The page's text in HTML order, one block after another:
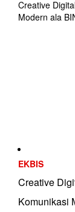
Creative
Modern ala
EKBIS
Creative
Komunikasi